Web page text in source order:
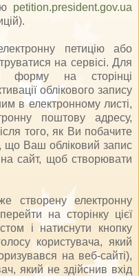
petition.president.gov.ua
петицію або
на сервісі. Для
форму на сторінці
облікового запису
в електронному листі,
поштову адресу,
того, як Ви побачите
що Ваш обліковий запис
сайт, щоб створювати
створену електронну
на сторінку цієї
і натиснути кнопку
користувача, який
на веб-сайті),
який не здійснив вхід